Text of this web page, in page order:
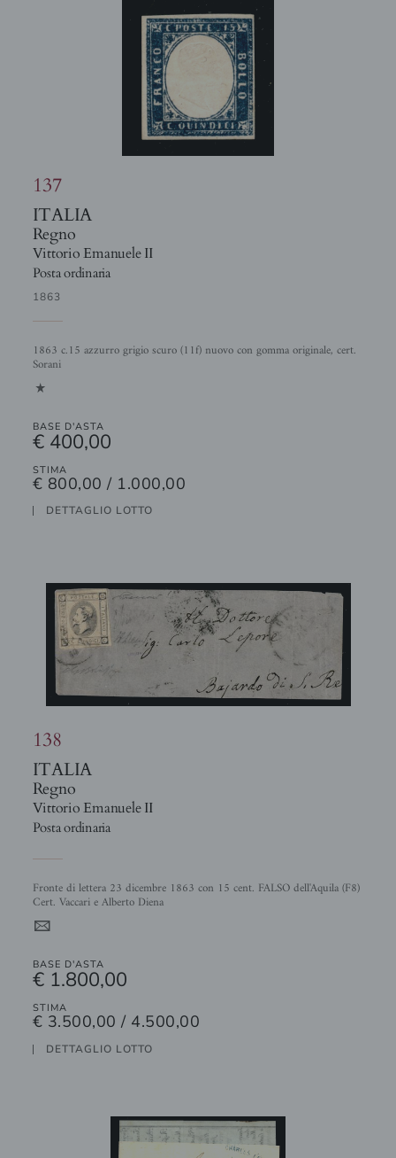
137
ITALIA
Regno
Vittorio Emanuele II
Posta ordinaria
1863
1863 c.15 azzurro grigio scuro (11f) nuovo con gomma originale, cert.
Sorani
1
BASE D'ASTA
€ 400,00
STIMA
€ 800,00 / 1.000,00
DETTAGLIO LOTTO
138
ITALIA
Regno
Vittorio Emanuele II
Posta ordinaria
Fronte di lettera 23 dicembre 1863 con 15 cent. FALSO dell'Aquila (F8)
Cert. Vaccari e Alberto Diena
4
BASE D'ASTA
€ 1.800,00
STIMA
€ 3.500,00 / 4.500,00
DETTAGLIO LOTTO